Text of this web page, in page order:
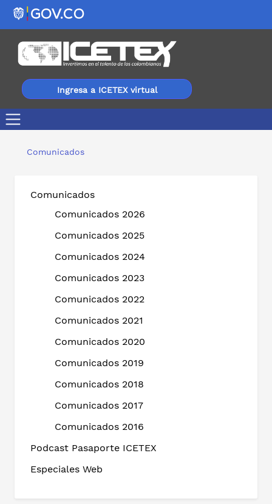
Ingresa a ICETEX virtual
Comunicados
Comunicados
Comunicados 2026
Comunicados 2025
Comunicados 2024
Comunicados 2023
Comunicados 2022
Comunicados 2021
Comunicados 2020
Comunicados 2019
Comunicados 2018
Comunicados 2017
Comunicados 2016
Podcast Pasaporte ICETEX
Especiales Web